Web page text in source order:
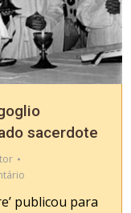
sacerdote
publicou para